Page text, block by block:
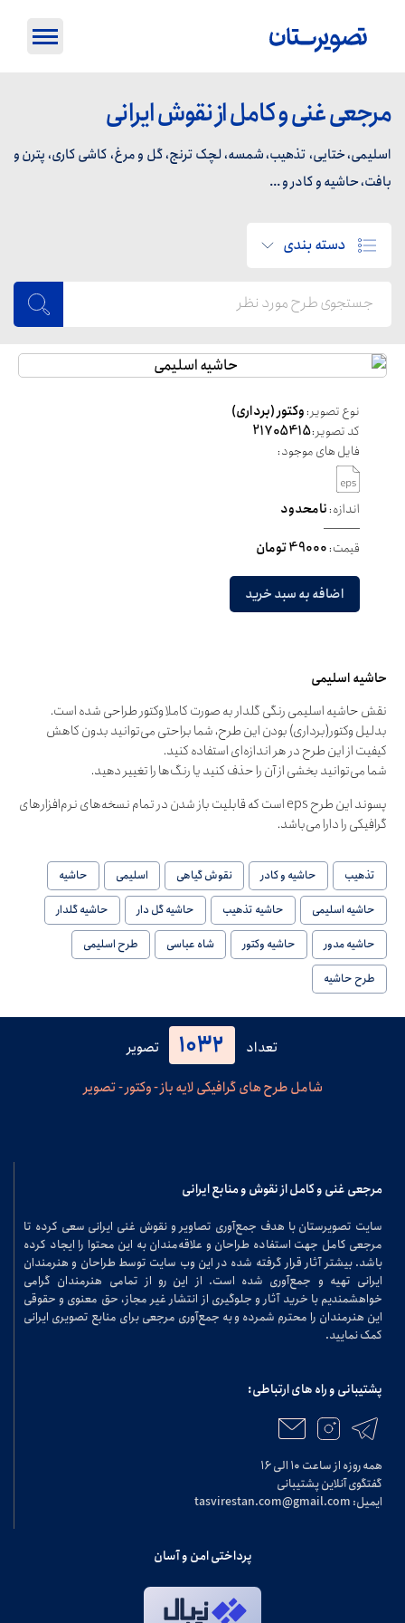
مرجعی غنی و کامل از نقوش ایرانی
اسلیمی، ختایی، تذهیب، شمسه، لچک ترنج، گل و مرغ، کاشی کاری، پترن و
بافت، حاشیه و کادر و ...
دسته بندی
نوع تصویر:وکتور (برداری)
کد تصویر:21705415
فایل های موجود:
اندازه:نامحدود
قیمت:49000 تومان
اضافه به سبد خرید
حاشیه اسلیمی
نقش حاشیه اسلیمی رنگی گلدار به صورت کاملا وکتور طراحی شده است.
بدلیل وکتور(برداری) بودن این طرح، شما براحتی می‌توانید بدون کاهش
کیفیت از این طرح در هر اندازه‌ای استفاده کنید.
شما می‌توانید بخشی از آن را حذف کنید یا رنگ‌ها را تغییر دهید.
پسوند این طرح eps است که قابلیت باز شدن در تمام نسخه‌های نرم‌افزارهای
گرافیکی را دارا می‌باشد.
تذهیب حاشیه و کادر نقوش گیاهی اسلیمی
حاشیه
حاشیه اسلیمی
حاشیه تذهیب حاشیه گل دار
حاشیه گلدار
حاشیه مدور
حاشیه وکتور شاه عباسی
طرح اسلیمی
طرح حاشیه
تعداد 1032
تصویر
شامل طرح های گرافیکی لایه باز - وکتور - تصویر
مرجعی غنی و کامل از نقوش و منابع ایرانی
سایت تصویرستان با هدف جمع‌آوری تصاویر و نقوش غنی ایرانی سعی کرده تا
مرجعی کامل جهت استفاده طراحان و علاقه‌مندان به این محتوا را ایجاد کرده
باشد. بیشتر آثار قرار گرفته شده در این وب سایت توسط طراحان و هنرمندان
ایرانی تهیه و جمع‌آوری شده است. از این رو از تمامی هنرمندان گرامی
خواهشمندیم با خرید آثار و جلوگیری از انتشار غیر مجاز، حق معنوی و حقوقی
این هنرمندان را محترم شمرده و به جمع‌آوری مرجعی برای منابع تصویری ایرانی
کمک نمایید.
پشتیبانی و راه های ارتباطی:
همه روزه از ساعت ۱۰ الی ۱۶
گفتگوی آنلاین پشتیبانی
ایمیل: tasvirestan.com@gmail.com
پرداختی امن و آسان